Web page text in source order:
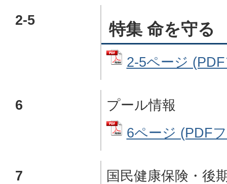
2-5 特集 命を守る
2-5ページ
6
プール情報
6ページ (PDF
7
国民健康保険・後